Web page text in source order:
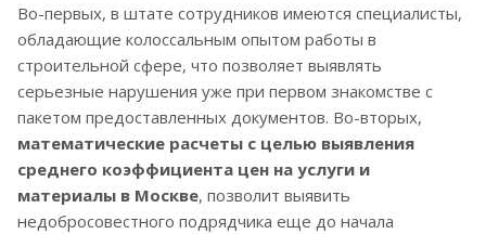
Во-первых, в штате сотрудников имеются специалисты,
обладающие колоссальным опытом работы в
строительной сфере, что позволяет выявлять
серьезные нарушения уже при первом знакомстве с
пакетом предоставленных документов. Во-вторых,
математические расчеты с целью выявления
среднего коэффициента цен на услуги и
материалы в Москве, позволит выявить
недобросовестного подрядчика еще до начала